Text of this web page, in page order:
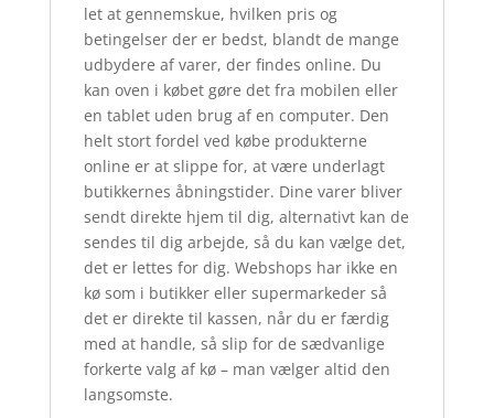
let at gennemskue, hvilken pris og
betingelser der er bedst, blandt de mange
udbydere af varer, der findes online. Du
kan oven i købet gøre det fra mobilen eller
en tablet uden brug af en computer. Den
helt stort fordel ved købe produkterne
online er at slippe for, at være underlagt
butikkernes åbningstider. Dine varer bliver
sendt direkte hjem til dig, alternativt kan de
sendes til dig arbejde, så du kan vælge det,
det er lettes for dig. Webshops har ikke en
kø som i butikker eller supermarkeder så
det er direkte til kassen, når du er færdig
med at handle, så slip for de sædvanlige
forkerte valg af kø – man vælger altid den
langsomste.